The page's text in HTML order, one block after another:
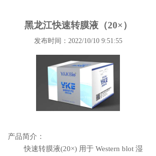
黑龙江快速转膜液（20×）
发布时间：2022/10/10 9:51:55
产品简介：
快速转膜液(20×) 用于 Western blot 湿